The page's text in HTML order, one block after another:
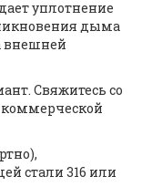
уплотнение
дыма
внешней
Свяжитесь со
коммерческой
стали 316 или